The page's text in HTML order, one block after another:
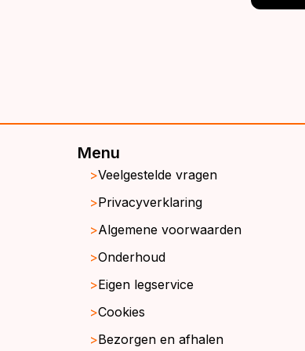
Menu
Veelgestelde vragen
Privacyverklaring
Algemene voorwaarden
Onderhoud
Eigen legservice
Cookies
Bezorgen en afhalen